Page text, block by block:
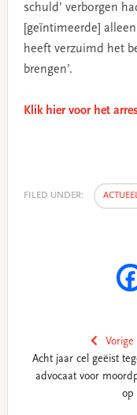
schuld’ verborgen
[geïntimeerde]
heeft verzuimd het
brengen’.
Klik hier voor het
FILED UNDER:
Acht jaar cel geëist
advocaat voor
op